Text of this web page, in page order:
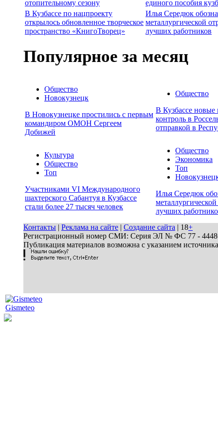
отопительному сезону
единого пособия
В Кузбассе по нацпроекту
открылось обновленное творческое
пространство «КнигоТворец»
Илья Середюк
металлургической
лучших работников
Популярное за месяц
Общество
Новокузнецк
В Новокузнецке простились с первым
командиром ОМОН Сергеем
Добижей
Общество
В Кузбассе
контроль в
отправкой в
Культура
Общество
Топ
Участниками VI Международного
шахтерского Сабантуя в Кузбассе
стали более 27 тысяч человек
Общество
Экономика
Топ
Илья Середюк
лучших
Контакты | Реклама на сайте | Создание сайта | 18+
Регистрационный номер СМИ: Серия ЭЛ № ФС 77 - 44486
Публикация материалов возможна с указанием
Gismeteo